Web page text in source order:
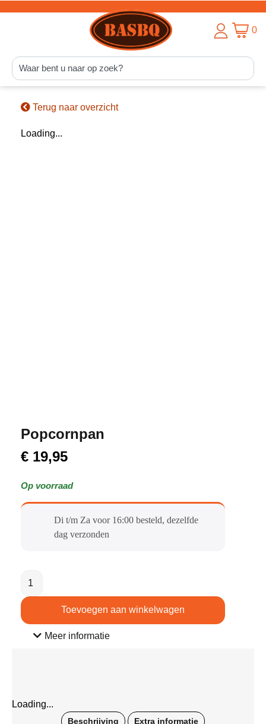
0
Terug naar overzicht
Loading...
Popcornpan
€ 19,95
Op voorraad
Di t/m Za voor 16:00 besteld, dezelfde
dag verzonden​
Toevoegen aan winkelwagen
Meer informatie
Loading...
Beschrijving Extra informatie